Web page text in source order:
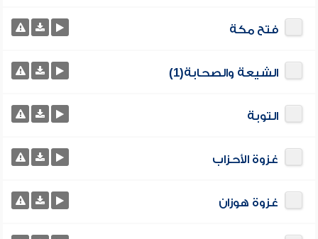
فتح مكة
الشيعة والصحابة(1)
التوبة
غزوة الأحزاب
غزوة هوزان